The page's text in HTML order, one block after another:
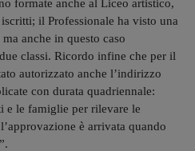
formate anche al Liceo artistico,
il Professionale ha visto una
anche in questo caso
classi. Ricordo infine che per il
autorizzato anche l’indirizzo
con durata quadriennale:
e le famiglie per rilevare le
è arrivata quando